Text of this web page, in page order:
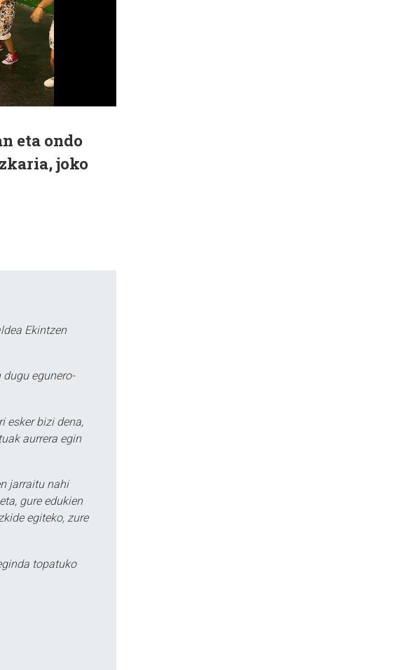
eta ondo
joko
Ekintzen
egunero-
esker bizi dena,
aurrera egin
jarraitu nahi
gure edukien
egiteko, zure
topatuko